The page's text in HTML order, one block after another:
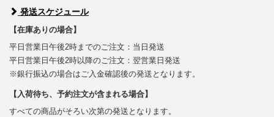
発送スケジュール
【在庫ありの場合】
平日営業日午後2時までのご注文：当日発送
平日営業日午後2時以降のご注文：翌営業日発送
※銀行振込の場合はご入金確認後の発送となります。
【入荷待ち、予約注文が含まれる場合】
すべての商品がそろい次第の発送となります。